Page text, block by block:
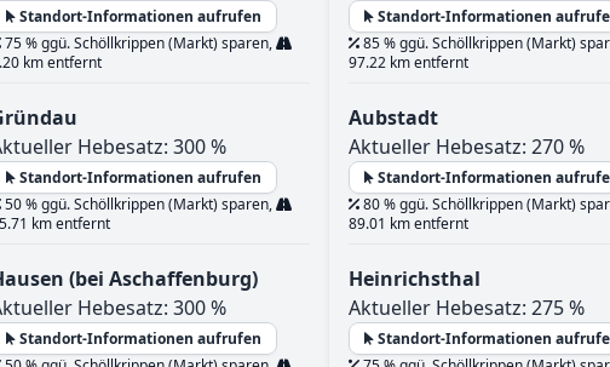
Standort-Informationen aufrufen
75 % ggü. Schöllkrippen (Markt) sparen,
km entfernt
Hebesatz: 300 %
Standort-Informationen aufrufen
50 % ggü. Schöllkrippen (Markt) sparen,
km entfernt
(bei Aschaffenburg)
Hebesatz: 300 %
Standort-Informationen aufrufen
Standort-Informationen
85 % ggü. Schöllkrippen (Markt)
97.22 km entfernt
Aubstadt
Aktueller Hebesatz: 270 %
Standort-Informationen
80 % ggü. Schöllkrippen (Markt)
89.01 km entfernt
Heinrichsthal
Aktueller Hebesatz: 275 %
Standort-Informationen